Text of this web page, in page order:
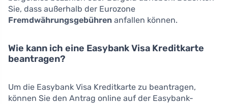
Sie, dass außerhalb der Eurozone
Fremdwährungsgebühren anfallen können.
Wie kann ich eine Easybank Visa Kreditkarte
beantragen?
Um die Easybank Visa Kreditkarte zu beantragen,
können Sie den Antrag online auf der Easybank-